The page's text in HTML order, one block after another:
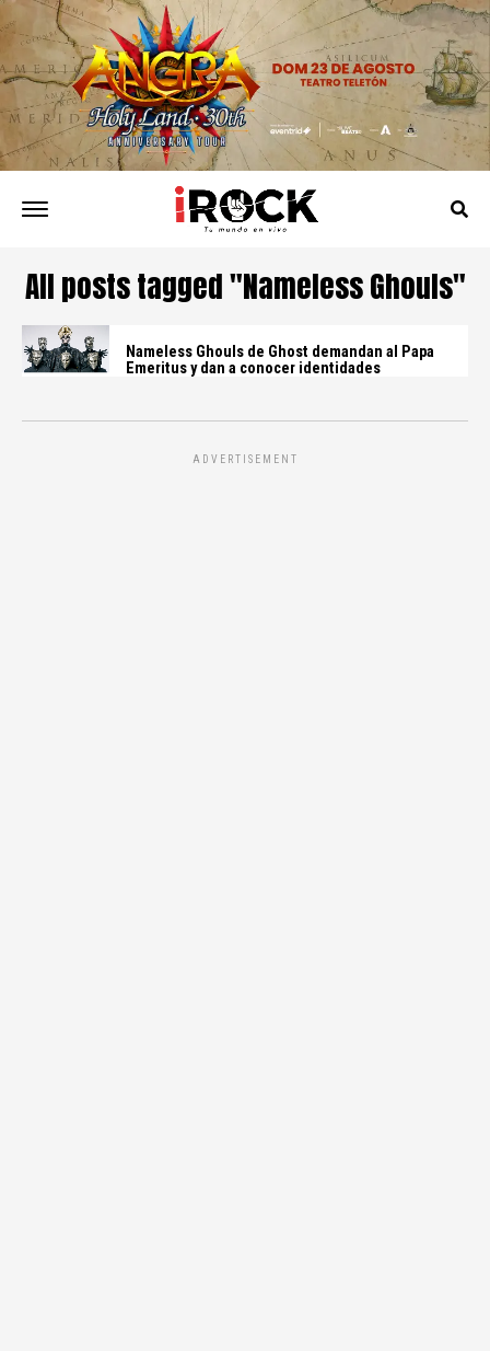
All posts tagged "Nameless Ghouls"
Nameless Ghouls de Ghost demandan al Papa
Emeritus y dan a conocer identidades
ADVERTISEMENT